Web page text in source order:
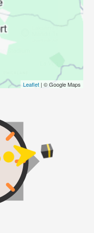
Leaflet| © Google Maps